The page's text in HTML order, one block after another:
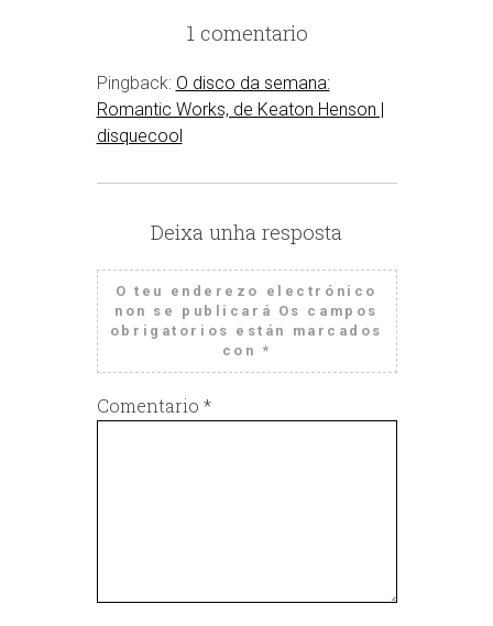
1 comentario
Pingback: O disco da semana:
Romantic Works, de Keaton Henson |
disquecool
Deixa unha resposta
O teu enderezo electrónico
non se publicará Os campos
obrigatorios están marcados
con *
Comentario *